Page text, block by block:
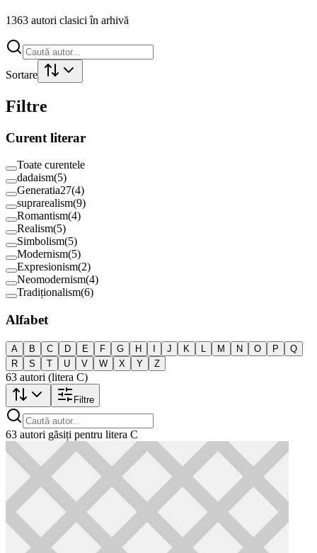
1363 autori clasici în arhivă
Sortare
Filtre
Curent literar
Toate curentele
dadaism(5)
Generatia27(4)
suprarealism(9)
Romantism(4)
Realism(5)
Simbolism(5)
Modernism(5)
Expresionism(2)
Neomodernism(4)
Tradiționalism(6)
Alfabet
A B C D E F G H I J K L M N O P
Q
R
S T U V W X Y Z
63 autori (litera C)
Filtre
63 autori găsiți pentru litera C